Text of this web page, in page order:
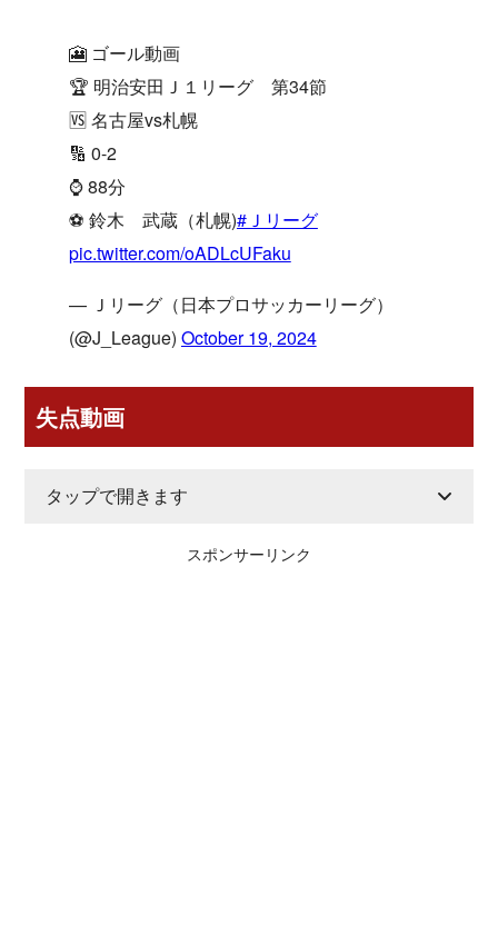
🎦 ゴール動画
🏆 明治安田Ｊ１リーグ 第34節
🆚 名古屋vs札幌
🔢 0-2
⌚️ 88分
⚽️ 鈴木 武蔵（札幌)#Ｊリーグ
pic.twitter.com/oADLcUFaku
— Ｊリーグ（日本プロサッカーリーグ）
(@J_League) October 19, 2024
失点動画
タップで開きます
スポンサーリンク